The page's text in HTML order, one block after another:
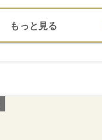
もっと見る